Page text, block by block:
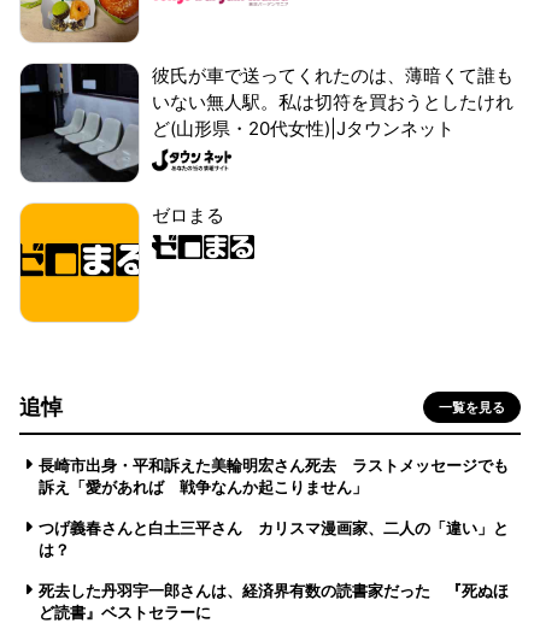
彼氏が車で送ってくれたのは、薄暗くて誰も
いない無人駅。私は切符を買おうとしたけれ
ど(山形県・20代女性)|Jタウンネット
ゼロまる
追悼 一覧を見る
長崎市出身・平和訴えた美輪明宏さん死去 ラストメッセージでも
訴え「愛があれば 戦争なんか起こりません」
つげ義春さんと白土三平さん カリスマ漫画家、二人の「違い」と
は？
死去した丹羽宇一郎さんは、経済界有数の読書家だった 『死ぬほ
ど読書』ベストセラーに